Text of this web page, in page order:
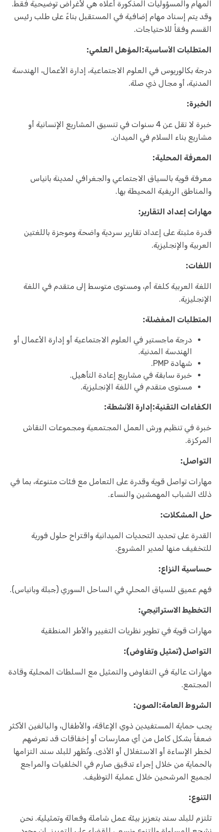
المهام والمسؤوليات المذكورة أعلاه هي لأغراض توضيحية فقط.
وقد يتم إسناد مهام إضافية في المستقبل بناءً على طلب رئيس
القسم وفقاً للاحتياجات.
المتطلبات الأساسية:المؤهل العلمي:
درجة بكالوريوس في العلوم الاجتماعية، إدارة الأعمال، الهندسة
المدنية، أو مجال ذي صلة.
الخبرة:
خبرة لا تقل عن 4 سنوات في تنسيق المشاريع الإنسانية أو
مشاريع بناء السلام في الميدان.
المعرفة المحلية:
معرفة قوية بالسياق الاجتماعي والجغرافي لمدينة بانياس
والمناطق الريفية المحيطة بها.
مهارات إعداد التقارير:
قدرة مثبتة على إعداد تقارير سردية واضحة وموجزة باللغتين
العربية والإنجليزية.
اللغات:
اللغة العربية كلغة أم، ومستوى متوسط إلى متقدم في اللغة
الإنجليزية.
المتطلبات المفضلة:
درجة ماجستير في العلوم الاجتماعية أو إدارة الأعمال أو
الهندسة المدنية.
شهادة PMP.
خبرة سابقة في مشاريع إعادة التأهيل.
مستوى متقدم في اللغة الإنجليزية.
الكفاءات التقنية:إدارة الأنشطة:
خبرة في تنظيم ورش العمل المجتمعية ومجموعات النقاش
المركزة.
التواصل:
مهارات تواصل قوية وقدرة على التعامل مع فئات متنوعة، بما في
ذلك الشباب المهمشين والنساء.
حل المشكلات:
القدرة على تحديد التحديات الميدانية واقتراح حلول فورية
للتخفيف منها لمدير المشروع.
حساسية النزاع:
فهم عميق للسياق المحلي في الساحل السوري (جبلة وبانياس).
التخطيط الاستراتيجي:
مهارات قوية في تطوير نظريات التغيير والأطر المنطقية
التواصل (تمثيل وتفاوض):
مهارات عالية في التفاوض والتمثيل مع السلطات المحلية وقادة
المجتمع.
الشروط العامة:الصون:
يجب حماية المستفيدين ذوي الإعاقة، والأطفال، والبالغين الأكثر
ضعفاً بشكل كامل من أي ممارسات أو إخفاقات قد تعرضهم
لخطر الإساءة أو الاستغلال أو الأذى. وتُظهر للبلد سند التزامها
بالحماية من خلال إجراء تدقيق صارم في الخلفيات والمراجع
لجميع المرشحين خلال عملية التوظيف.
التنوع:
تلتزم للبلد سند بتعزيز بيئة عمل شاملة وفعالة وتمثيلية. نحن